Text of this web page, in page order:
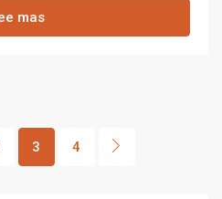
mas
3 4